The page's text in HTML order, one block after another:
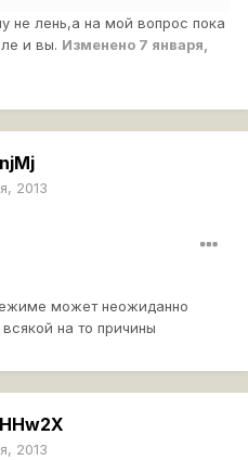
не лень,а на мой вопрос пока
и вы. Изменено 7 января,
2013
может неожиданно
на то причины
2013